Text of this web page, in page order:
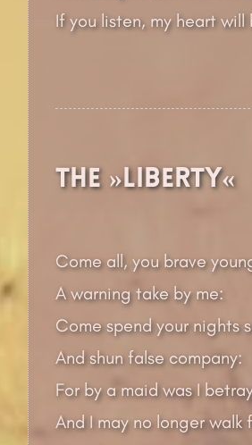
If you listen, my heart
The »Liberty«
Come all, you brave
A warning take by me:
Come spend your nights
And shun false company:
For by a maid was I
And I may no longer walk